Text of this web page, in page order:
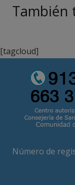
[tagcloud]
Número de